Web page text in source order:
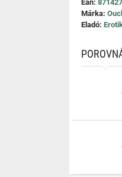
Ean:
Márka:
Eladó: